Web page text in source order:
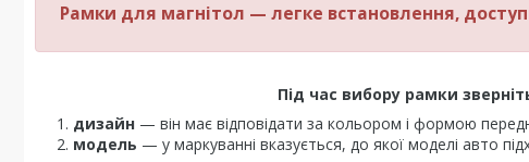
Рамки для магнітол — легке встановлення,
Під час вибору рамки
дизайн — він має відповідати за кольором і формою
модель — у маркуванні вказується, до якої моделі авто